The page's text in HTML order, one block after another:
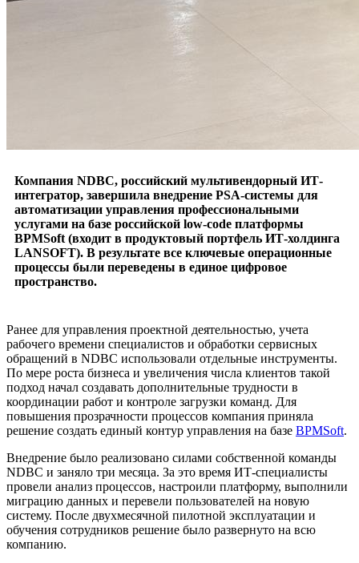
Компания NDBC, российский мультивендорный ИТ-
интегратор, завершила внедрение PSA-системы для
автоматизации управления профессиональными
услугами на базе российской low-code платформы
BPMSoft (входит в продуктовый портфель ИТ-холдинга
LANSOFT). В результате все ключевые операционные
процессы были переведены в единое цифровое
пространство.
Ранее для управления проектной деятельностью, учета
рабочего времени специалистов и обработки сервисных
обращений в NDBC использовали отдельные инструменты.
По мере роста бизнеса и увеличения числа клиентов такой
подход начал создавать дополнительные трудности в
координации работ и контроле загрузки команд. Для
повышения прозрачности процессов компания приняла
решение создать единый контур управления на базе BPMSoft.
Внедрение было реализовано силами собственной команды
NDBC и заняло три месяца. За это время ИТ-специалисты
провели анализ процессов, настроили платформу, выполнили
миграцию данных и перевели пользователей на новую
систему. После двухмесячной пилотной эксплуатации и
обучения сотрудников решение было развернуто на всю
компанию.